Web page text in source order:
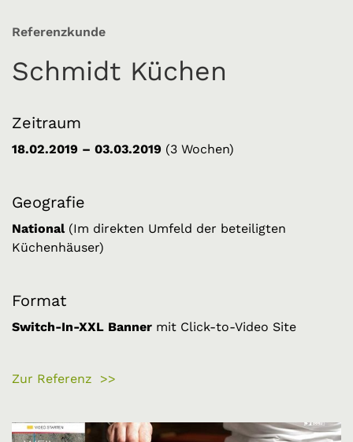
Referenzkunde
Schmidt Küchen
Zeitraum
18.02.2019 – 03.03.2019 (3 Wochen)
Geografie
National (Im direkten Umfeld der beteiligten
Küchenhäuser)
Format
Switch-In-XXL Banner mit Click-to-Video Site
Zur Referenz >>